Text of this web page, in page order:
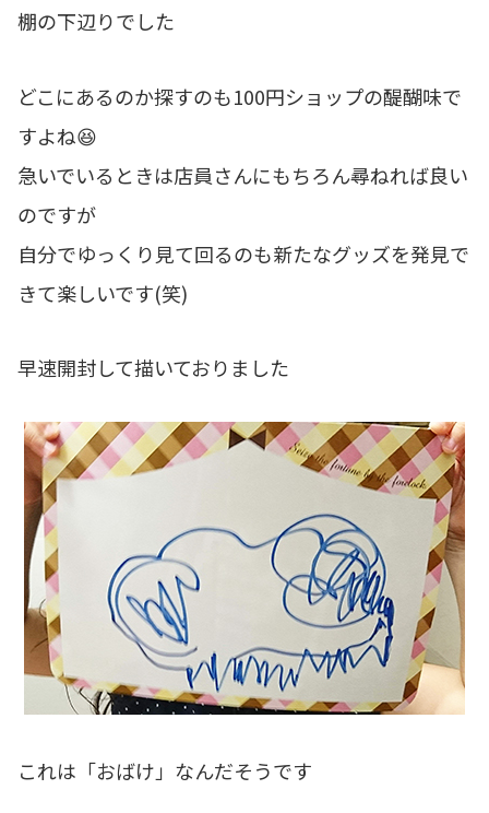
棚の下辺りでした
どこにあるのか探すのも100円ショップの醍醐味で
すよね😆
急いでいるときは店員さんにもちろん尋ねれば良い
のですが
自分でゆっくり見て回るのも新たなグッズを発見で
きて楽しいです(笑)
早速開封して描いておりました
これは「おばけ」なんだそうです